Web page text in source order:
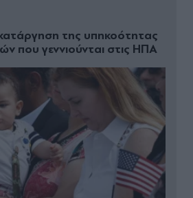
της υπηκοότητας
που γεννιούνται στις ΗΠΑ